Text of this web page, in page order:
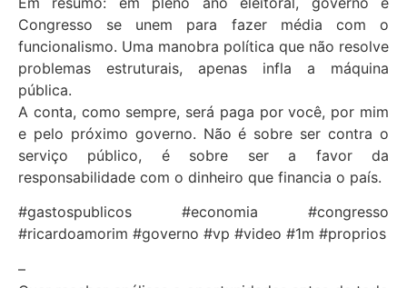
Congresso se unem para fazer média com o
funcionalismo. Uma manobra política que não resolve
problemas estruturais, apenas infla a máquina
pública.
A conta, como sempre, será paga por você, por mim
e pelo próximo governo. Não é sobre ser contra o
serviço público, é sobre ser a favor da
responsabilidade com o dinheiro que financia o país.
#gastospublicos #economia #congresso
#ricardoamorim #governo #vp #video #1m #proprios
–